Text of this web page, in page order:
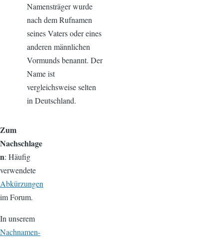
Namensträger wurde
nach dem Rufnamen
seines Vaters oder eines
anderen männlichen
Vormunds benannt. Der
Name ist
vergleichsweise selten
in Deutschland.
Zum
Nachschlage
n: Häufig
verwendete
Abkürzungen
im Forum.
In unserem
Nachnamen-